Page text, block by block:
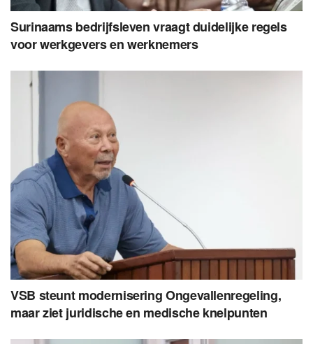
Surinaams bedrijfsleven vraagt duidelijke regels
voor werkgevers en werknemers
VSB steunt modernisering Ongevallenregeling,
maar ziet juridische en medische knelpunten